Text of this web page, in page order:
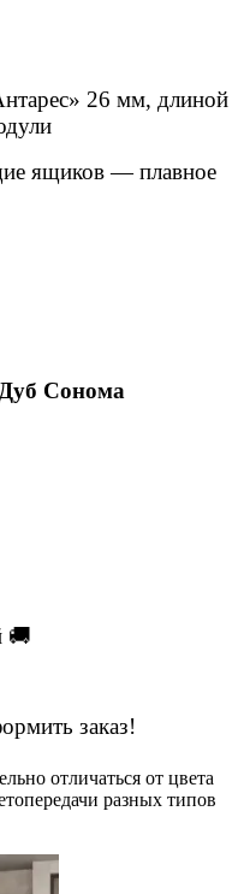
26 мм, длиной
ящиков — плавное
Сонома
🚚
заказ!
отличаться от цвета
разных типов